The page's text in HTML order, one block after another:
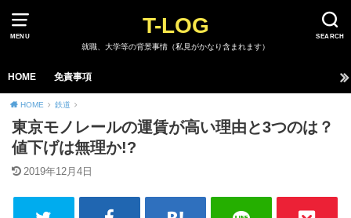
MENU SEARCH
T-LOG
就職、大学等の背景事情（私見がかなり含まれます）
HOME 免責事項
HOME 鉄道
東京モノレールの運賃が高い理由と3つのは？
値下げは無理か!?
2019年12月4日